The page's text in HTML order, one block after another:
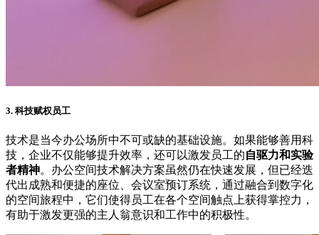
3. 科技赋权员工
技术是当今办公场所中不可或缺的基础设施。如果能够善用科
技，企业不仅能够提升效率，还可以激发员工的自驱力和实验
者精神。办公空间技术解决方案虽然仍在快速发展，但已经迭
代出成熟和便捷的座位、会议室预订系统，通过融合到数字化
的空间旅程中，它们使得员工在各个空间触点上获得掌控力，
有助于激发更强的主人翁意识和工作中的积极性。